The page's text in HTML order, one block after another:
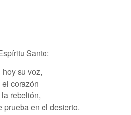
Santo:
su voz,
corazón
rebelión,
prueba en el desierto.